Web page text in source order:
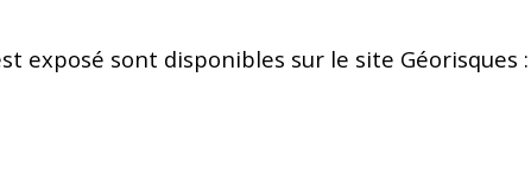
exposé sont disponibles sur le site Géorisques